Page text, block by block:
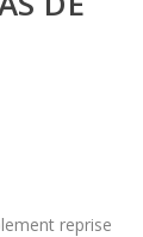
reprise